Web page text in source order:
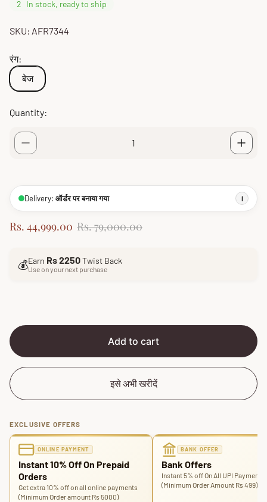
2 In stock, ready to ship
SKU: AFR7344
रंग:
बेज
Quantity:
Delivery: ऑर्डर पर बनाया गया i
S
Rs. 44,999.00 R
u
l
r
e
Rs. 79,000.00
💰Earn Rs 2250Twist Back
Use on your next purchase
Add to cart
इसे अभी खरीदें
EXCLUSIVE OFFERS
ONLINE PAYMENT
Instant 10% Off On Prepaid
Orders
Get extra 10% off on all online payments
(Minimum Order amount Rs 5000)
BANK OFFER
Bank Offers
Instant 5% off On All UPI Payments
(Minimum Order Amount Rs 499)